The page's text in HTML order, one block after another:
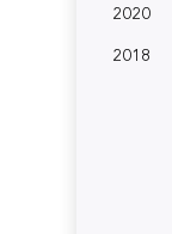
2020
2018